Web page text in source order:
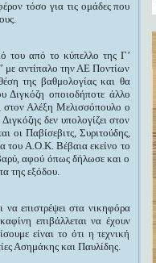
τόσο για τις ομάδες που
του από το κύπελλο της Γ’
με αντίπαλο την ΑΕ Ποντίων
της βαθμολογίας και θα
Διγκόζη οποιοδήποτε άλλο
στον Αλέξη Μελισσόπουλο ο
δεν υπολογίζει στον
οι Παβίσεβιτς, Συριτούδης,
του Α.Ο.Κ. Βέβαια εκείνο το
αφού όπως δήλωσε και ο
της εξόδου.
επιστρέψει στα νικηφόρα
επιβάλλεται να έχουν
είναι το ότι η τεχνική
Ασημάκης και Παυλίδης.